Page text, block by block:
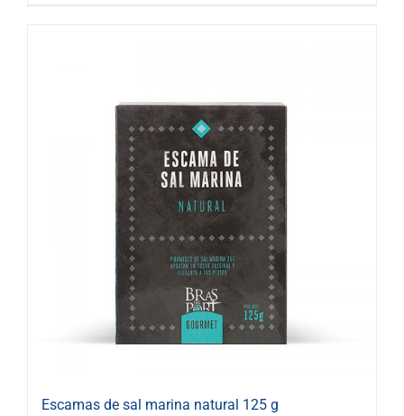
Escamas de sal marina natural 125 g